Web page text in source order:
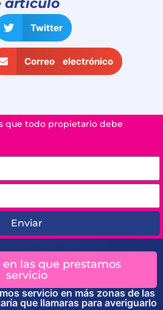
artículo
Twitter
Correo electrónico
que todo propietario debe
Enviar
las que prestamos
servicio
servicio en más zonas de las
que llamaras para averiguarlo